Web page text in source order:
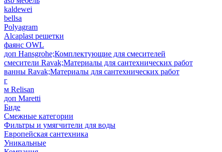
kaldewei
bellsa
Polyagram
Alcaplast решетки
фаянс OWL
доп Hansgrohe;Комплектующие для смесителей
смесители Ravak;Материалы для сантехнических работ
ванны Ravak;Материалы для сантехнических работ
г
м Relisan
доп Maretti
Биде
Смежные категории
Фильтры и умягчители для воды
Европейская сантехника
Уникальные